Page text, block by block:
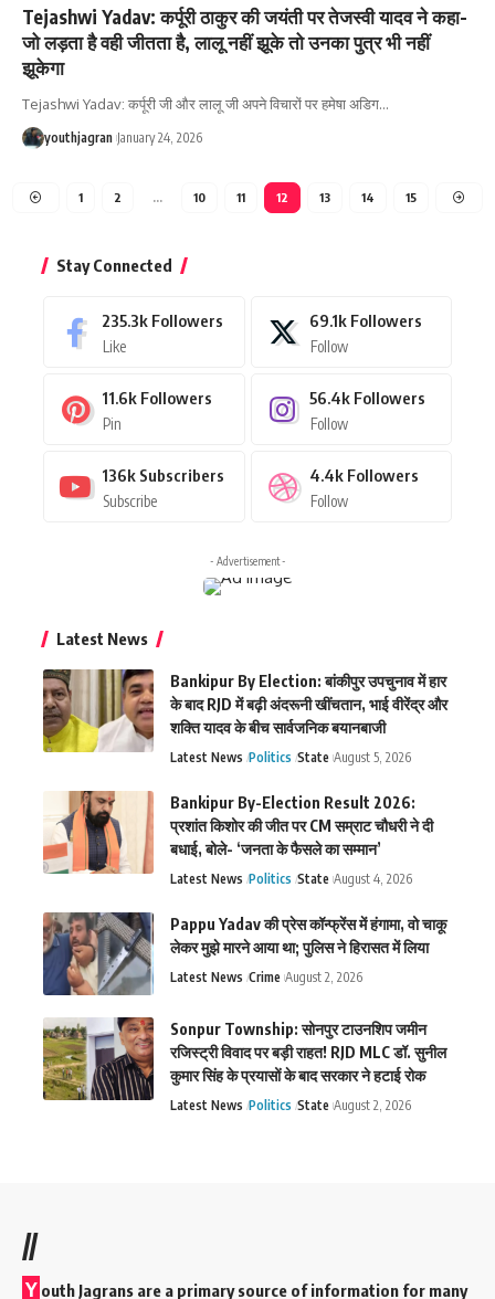
Tejashwi Yadav: कर्पूरी ठाकुर की जयंती पर तेजस्वी यादव ने कहा-
जो लड़ता है वही जीतता है, लालू नहीं झूके तो उनका पुत्र भी नहीं
झूकेगा
Tejashwi Yadav: कर्पूरी जी और लालू जी अपने विचारों पर हमेषा अडिग…
youthjagran January 24, 2026
1 2 … 10 11 12 13 14 15
Stay Connected
235.3k Followers
Like
69.1k Followers
Follow
11.6k Followers
Pin
56.4k Followers
Follow
136k Subscribers
Subscribe
4.4k Followers
Follow
- Advertisement -
Latest News
Bankipur By Election: बांकीपुर उपचुनाव में हार
के बाद RJD में बढ़ी अंदरूनी खींचतान, भाई वीरेंद्र और
शक्ति यादव के बीच सार्वजनिक बयानबाजी
Latest News Politics State August 5, 2026
Bankipur By-Election Result 2026:
प्रशांत किशोर की जीत पर CM सम्राट चौधरी ने दी
बधाई, बोले- ‘जनता के फैसले का सम्मान’
Latest News Politics State August 4, 2026
Pappu Yadav की प्रेस कॉन्फ्रेंस में हंगामा, वो चाकू
लेकर मुझे मारने आया था; पुलिस ने हिरासत में लिया
Latest News Crime August 2, 2026
Sonpur Township: सोनपुर टाउनशिप जमीन
रजिस्ट्री विवाद पर बड़ी राहत! RJD MLC डॉ. सुनील
कुमार सिंह के प्रयासों के बाद सरकार ने हटाई रोक
Latest News Politics State August 2, 2026
//
Y outh Jagrans are a primary source of information for many